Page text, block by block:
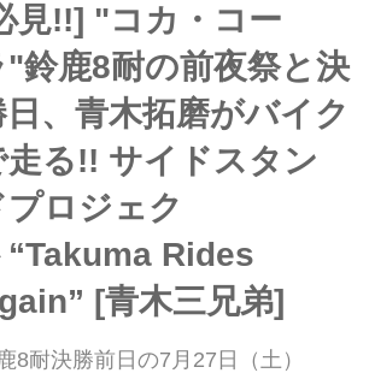
見!!] "コカ・コー
"鈴鹿8耐の前夜祭と決
日、青木拓磨がバイク
走る!! サイドスタン
プロジェク
“Takuma Rides
[青木三兄弟]
8耐決勝前日の7月27日（土）